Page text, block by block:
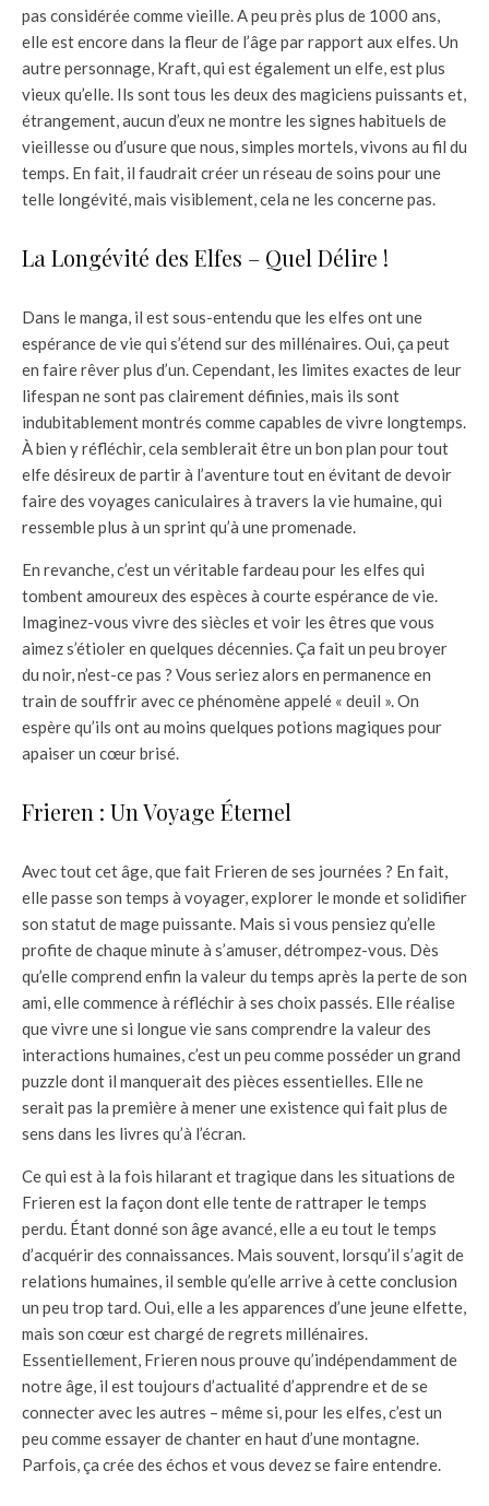
pas considérée comme vieille. A peu près plus de 1000 ans,
elle est encore dans la fleur de l’âge par rapport aux elfes. Un
autre personnage, Kraft, qui est également un elfe, est plus
vieux qu’elle. Ils sont tous les deux des magiciens puissants et,
étrangement, aucun d’eux ne montre les signes habituels de
vieillesse ou d’usure que nous, simples mortels, vivons au fil du
temps. En fait, il faudrait créer un réseau de soins pour une
telle longévité, mais visiblement, cela ne les concerne pas.
La Longévité des Elfes – Quel Délire !
Dans le manga, il est sous-entendu que les elfes ont une
espérance de vie qui s’étend sur des millénaires. Oui, ça peut
en faire rêver plus d’un. Cependant, les limites exactes de leur
lifespan ne sont pas clairement définies, mais ils sont
indubitablement montrés comme capables de vivre longtemps.
À bien y réfléchir, cela semblerait être un bon plan pour tout
elfe désireux de partir à l’aventure tout en évitant de devoir
faire des voyages caniculaires à travers la vie humaine, qui
ressemble plus à un sprint qu’à une promenade.
En revanche, c’est un véritable fardeau pour les elfes qui
tombent amoureux des espèces à courte espérance de vie.
Imaginez-vous vivre des siècles et voir les êtres que vous
aimez s’étioler en quelques décennies. Ça fait un peu broyer
du noir, n’est-ce pas ? Vous seriez alors en permanence en
train de souffrir avec ce phénomène appelé « deuil ». On
espère qu’ils ont au moins quelques potions magiques pour
apaiser un cœur brisé.
Frieren : Un Voyage Éternel
Avec tout cet âge, que fait Frieren de ses journées ? En fait,
elle passe son temps à voyager, explorer le monde et solidifier
son statut de mage puissante. Mais si vous pensiez qu’elle
profite de chaque minute à s’amuser, détrompez-vous. Dès
qu’elle comprend enfin la valeur du temps après la perte de son
ami, elle commence à réfléchir à ses choix passés. Elle réalise
que vivre une si longue vie sans comprendre la valeur des
interactions humaines, c’est un peu comme posséder un grand
puzzle dont il manquerait des pièces essentielles. Elle ne
serait pas la première à mener une existence qui fait plus de
sens dans les livres qu’à l’écran.
Ce qui est à la fois hilarant et tragique dans les situations de
Frieren est la façon dont elle tente de rattraper le temps
perdu. Étant donné son âge avancé, elle a eu tout le temps
d’acquérir des connaissances. Mais souvent, lorsqu’il s’agit de
relations humaines, il semble qu’elle arrive à cette conclusion
un peu trop tard. Oui, elle a les apparences d’une jeune elfette,
mais son cœur est chargé de regrets millénaires.
Essentiellement, Frieren nous prouve qu’indépendamment de
notre âge, il est toujours d’actualité d’apprendre et de se
connecter avec les autres – même si, pour les elfes, c’est un
peu comme essayer de chanter en haut d’une montagne.
Parfois, ça crée des échos et vous devez se faire entendre.